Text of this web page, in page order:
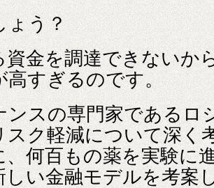
ょう？
資金を調達できないか
高すぎるのです。
ンスの専門家であるロ
スク軽減について深く
、何百もの薬を実験に
しい金融モデルを考案